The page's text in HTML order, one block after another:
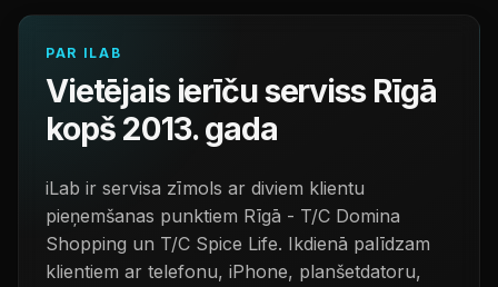
PAR ILAB
Vietējais ierīču serviss Rīgā
kopš 2013. gada
iLab ir servisa zīmols ar diviem klientu
pieņemšanas punktiem Rīgā - T/C Domina
Shopping un T/C Spice Life. Ikdienā palīdzam
klientiem ar telefonu, iPhone, planšetdatoru,